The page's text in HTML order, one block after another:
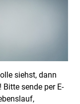
siehst, dann
sende per E-